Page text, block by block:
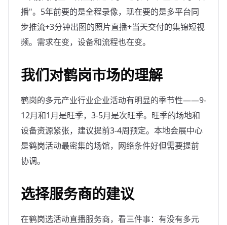
播"。5年前要的是全程录像，现在要的是多平台同
步推流+3分钟出图的照片直播+当天交付的集锦短视
频。需求在变，设备和流程也在变。
我们对鹤岗市场的理解
鹤岗的多元产业行业企业活动有明显的季节性——9-
12月和1月是旺季，3-5月是次旺季。旺季的场地和
设备资源紧张，建议提前3-4周预定。本地会展中心
是鹤岗活动最密集的场馆，网络条件好但需要提前
协调。
选择服务商的建议
在鹤岗选活动直播服务商，看三件事：有没有多元